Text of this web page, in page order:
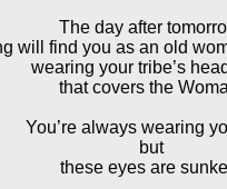
The day after
will find you as an old
wearing your tribe’s
that covers the
You’re always wearing
but
these eyes are